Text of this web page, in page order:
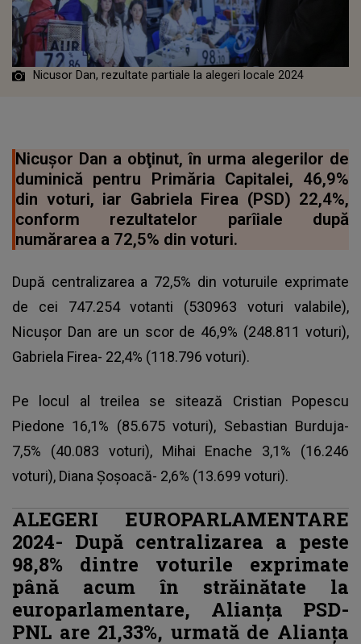
Nicusor Dan, rezultate partiale la alegeri locale 2024
Nicuşor Dan a obţinut, în urma alegerilor de
duminică pentru Primăria Capitalei, 46,9%
din voturi, iar Gabriela Firea (PSD) 22,4%,
conform rezultatelor parîiale după
numărarea a 72,5% din voturi.
După centralizarea a 72,5% din voturuile exprimate
de cei 747.254 votanti (530963 voturi valabile),
Nicuşor Dan are un scor de 46,9% (248.811 voturi),
Gabriela Firea- 22,4% (118.796 voturi).
Pe locul al treilea se sitează Cristian Popescu
Piedone 16,1% (85.675 voturi), Sebastian Burduja-
7,5% (40.083 voturi), Mihai Enache 3,1% (16.246
voturi), Diana Şoşoacă- 2,6% (13.699 voturi).
ALEGERI EUROPARLAMENTARE
2024- După centralizarea a peste
98,8% dintre voturile exprimate
până acum în străinătate la
europarlamentare, Alianţa PSD-
PNL are 21,33%, urmată de Alianţa